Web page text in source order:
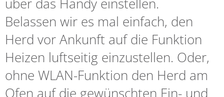
Belassen wir es mal einfach, den
Herd vor Ankunft auf die Funktion
Heizen luftseitig einzustellen. Oder,
ohne WLAN-Funktion den Herd am
Ofen auf die gewünschten Ein- und